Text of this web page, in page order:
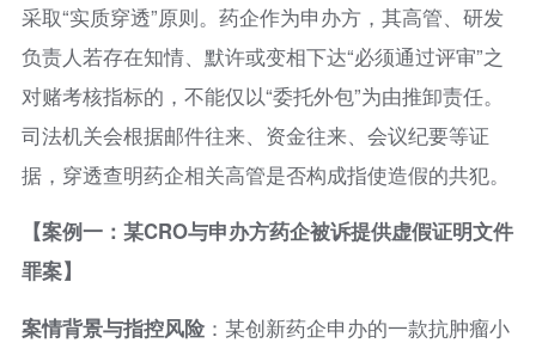
采取“实质穿透”原则。药企作为申办方，其高管、研发
负责人若存在知情、默许或变相下达“必须通过评审”之
对赌考核指标的，不能仅以“委托外包”为由推卸责任。
司法机关会根据邮件往来、资金往来、会议纪要等证
据，穿透查明药企相关高管是否构成指使造假的共犯。
【案例一：某CRO与申办方药企被诉提供虚假证明文件
罪案】
案情背景与指控风险：某创新药企申办的一款抗肿瘤小